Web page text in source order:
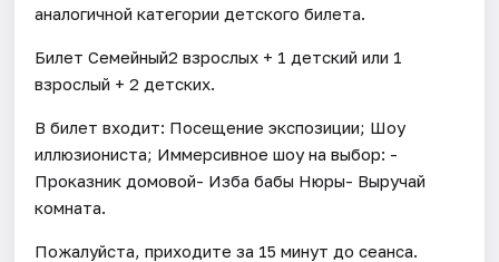
аналогичной категории детского билета.
Билет Семейный2 взрослых + 1 детский или 1
взрослый + 2 детских.
В билет входит: Посещение экспозиции; Шоу
иллюзиониста; Иммерсивное шоу на выбор: -
Проказник домовой- Изба бабы Нюры- Выручай
комната.
Пожалуйста, приходите за 15 минут до сеанса.